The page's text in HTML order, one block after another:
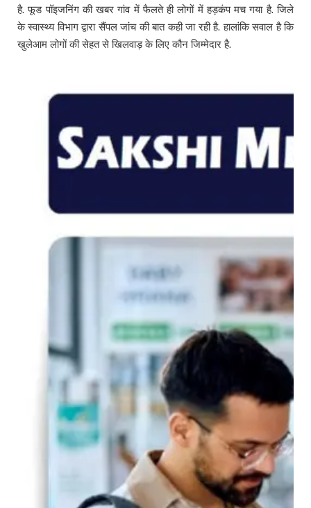
है. फूड पॉइजनिंग की खबर गांव में फैलते ही लोगों में हड़कंप मच गया है. जिले
के स्वास्थ्य विभाग द्वारा सैंपल जांच की बात कही जा रही है. हालांकि सवाल है कि
खुलेआम लोगों की सेहत से खिलवाड़ के लिए कौन जिम्मेदार है.